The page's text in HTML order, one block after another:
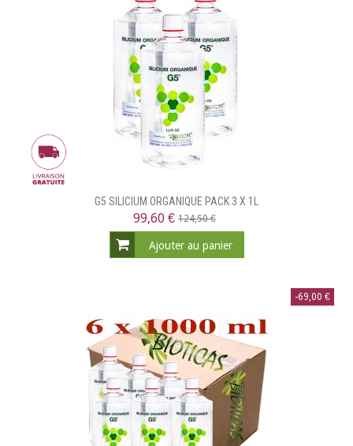
G5 SILICIUM ORGANIQUE PACK 3 X 1L
99,60 € 124,50 €
Ajouter au panier
-69,00 €